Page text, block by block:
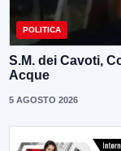
POLITICA
S.M. dei Cavoti,
Acque
5 AGOSTO 2026